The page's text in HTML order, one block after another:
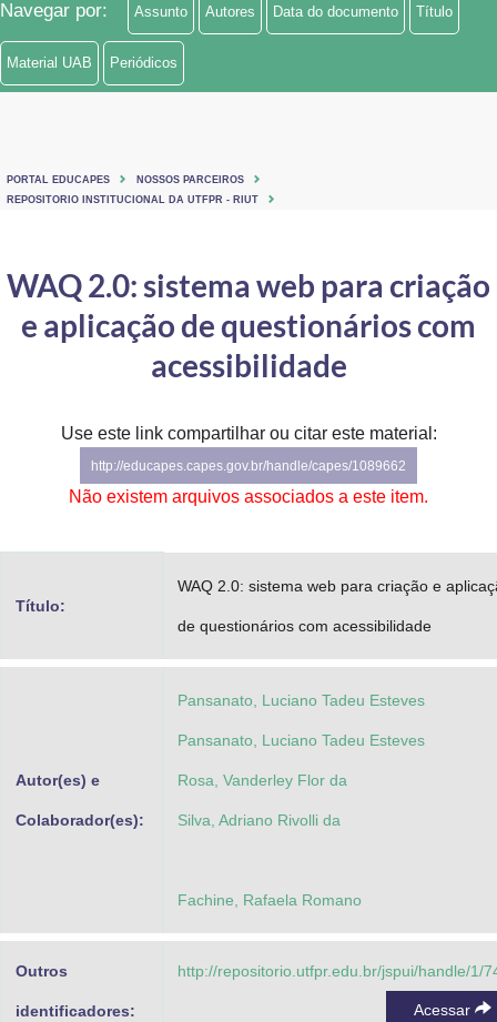
Ministério de Minas e Energia
Ministério da Ciência, Tecnologia, Inovações e Comunicações
Ministério do Turismo
Controladoria-Geral da União
Ministério da Mulher, da Família e dos Direitos Humanos
Gabinete de Segurança Institucional
Planalto
Navegar por: Assunto Autores Data do documento Título
Material UAB Periódicos
PORTAL EDUCAPES
NOSSOS PARCEIROS
REPOSITORIO INSTITUCIONAL DA UTFPR - RIUT
WAQ 2.0: sistema web para criação
e aplicação de questionários com
acessibilidade
Use este link compartilhar ou citar este material:
http://educapes.capes.gov.br/handle/capes/1089662
Não existem arquivos associados a este item.
Título:
WAQ 2.0: sistema web para criação e
de questionários com acessibilidade
Autor(es) e
Colaborador(es):
Pansanato, Luciano Tadeu Esteves
Pansanato, Luciano Tadeu Esteves
Rosa, Vanderley Flor da
Silva, Adriano Rivolli da
Fachine, Rafaela Romano
Outros
identificadores:
http://repositorio.utfpr.edu.br/jspui/handle/1/
Acessar